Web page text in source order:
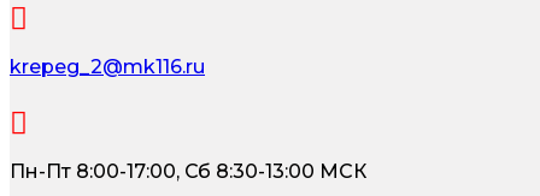
krepeg_2@mk116.ru
Пн-Пт 8:00-17:00, Сб 8:30-13:00 МСК